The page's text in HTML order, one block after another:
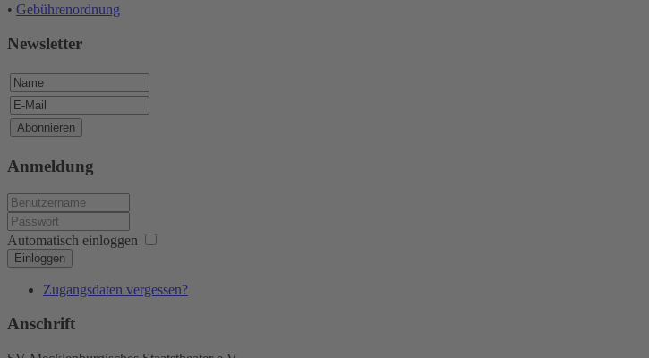
• Gebührenordnung
Newsletter
Anmeldung
Automatisch einloggen
Einloggen
Zugangsdaten vergessen?
Anschrift